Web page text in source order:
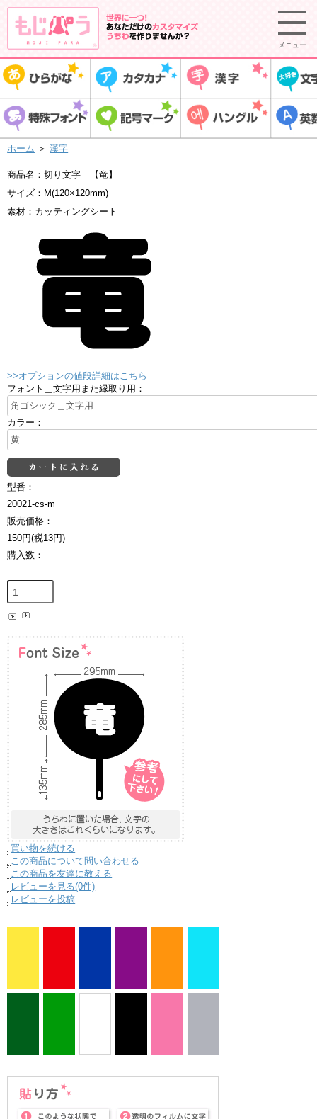
メニュー
ホーム ＞ 漢字
商品名：切り文字 【竜】
サイズ：M(120×120mm)
素材：カッティングシート
>>オプションの値段詳細はこちら
フォント＿文字用また縁取り用：
カラー：
型番：
20021-cs-m
販売価格：
150円(税13円)
購入数：
買い物を続ける
この商品について問い合わせる
この商品を友達に教える
レビューを見る(0件)
レビューを投稿